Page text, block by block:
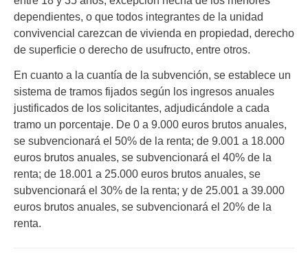
dependientes, o que todos integrantes de la unidad
convivencial carezcan de vivienda en propiedad, derecho
de superficie o derecho de usufructo, entre otros.
En cuanto a la cuantía de la subvención, se establece un
sistema de tramos fijados según los ingresos anuales
justificados de los solicitantes, adjudicándole a cada
tramo un porcentaje. De 0 a 9.000 euros brutos anuales,
se subvencionará el 50% de la renta; de 9.001 a 18.000
euros brutos anuales, se subvencionará el 40% de la
renta; de 18.001 a 25.000 euros brutos anuales, se
subvencionará el 30% de la renta; y de 25.001 a 39.000
euros brutos anuales, se subvencionará el 20% de la
renta.